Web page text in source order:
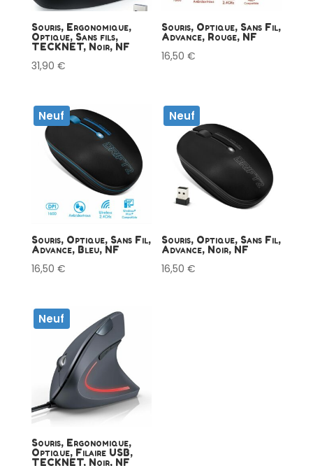
Souris, Ergonomique,
Optique, Sans fils,
TECKNET, Noir, NF
31,90 €
Souris, Optique, Sans Fil,
Advance, Rouge, NF
16,50€
Neuf
Souris, Optique, Sans Fil,
Advance, Bleu, NF
16,50 €
Neuf
Souris, Optique, Sans Fil,
Advance, Noir, NF
16,50€
Neuf
Souris, Ergonomique,
Optique, Filaire USB,
TECKNET, Noir, NF